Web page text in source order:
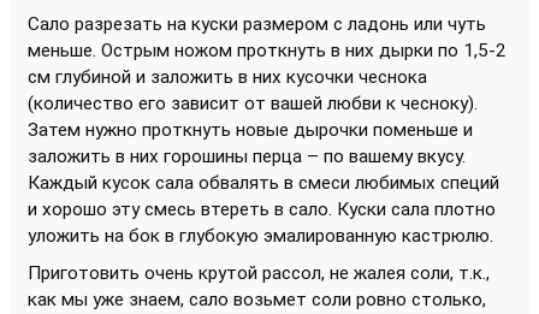
Сало разрезать на куски размером с ладонь или чуть
меньше. Острым ножом проткнуть в них дырки по 1,5-2
см глубиной и заложить в них кусочки чеснока
(количество его зависит от вашей любви к чесноку).
Затем нужно проткнуть новые дырочки поменьше и
заложить в них горошины перца – по вашему вкусу.
Каждый кусок сала обвалять в смеси любимых специй
и хорошо эту смесь втереть в сало. Куски сала плотно
уложить на бок в глубокую эмалированную кастрюлю.
Приготовить очень крутой рассол, не жалея соли, т.к.,
как мы уже знаем, сало возьмет соли ровно столько,